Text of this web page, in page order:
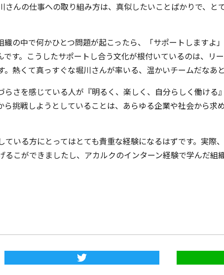
んの仕事への取り組み方は、真似したいことばかりで、と
の中で何かひとつ問題が起こったら、「サポートしますよ
す。こうしたサポートし合う文化が根付いているのは、リ
熱くて真っすぐな堀川さんが率いる、温かいチームだなあ
らさを感じている人が『明るく、楽しく、自分らしく働ける
挑戦しようとしていることは、あらゆる企業や社会から求
いる方にとってはとても貴重な経験になるはずです。実際
こができましたし、アカルクのインターン経験で学んだ組